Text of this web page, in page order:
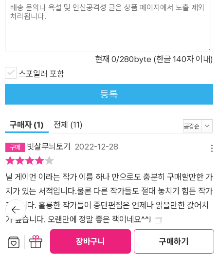
장바구니 구매하기
더한 스튜어트 오넌의 「실종자가 묻힌 자리」, 리처드 애덤스의
「칼」, 캐럴린 파크허스트의 「결혼 선물」, 제프리 디버의 「치료사」,
진 울프의 「바람 속의 레이프」, 다이애나 윈 존스의 「서맨사의 일
기」 등이 다양한 장르를 아우르며 독자들의 눈과 귀를 기다린다.
현재 0/280byte (한글 140자 이내)
스포일러 포함
등록
구매자 (1) 전체 (11)
빗살무늬토기 2022-12-28
닐 게이먼 이라는 작가 이름 하나 만으로도 충분히 구매할만한 가
치가 있는 서적입니다.물론 다른 작가들도 절대 놓치기 힘든 작가
진입니다. 훌륭한 작가들이 중단편집은 언제나 읽을만한 값어치
가 높습니다. 오랜만에 정말 좋은 책이네요^^!
공감 (
)댓글 (0)
뒤로가
기